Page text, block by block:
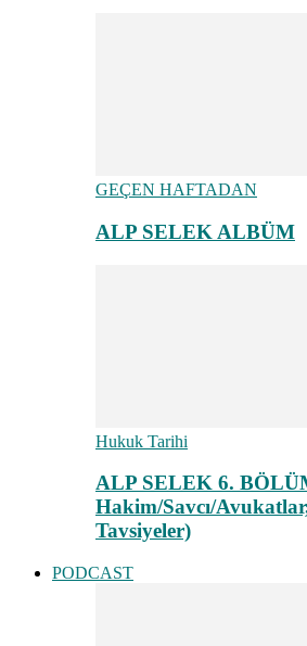
GEÇEN HAFTADAN
ALP SELEK ALBÜM
Hukuk Tarihi
ALP SELEK 6.
Hakim/Savcı/
Tavsiyeler)
PODCAST